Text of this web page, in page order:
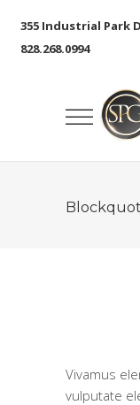
355 Industrial Park
828.268.0994
Vivamus
vulputate